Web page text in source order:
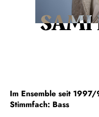
Im Ensemble seit
Stimmfach: Bass